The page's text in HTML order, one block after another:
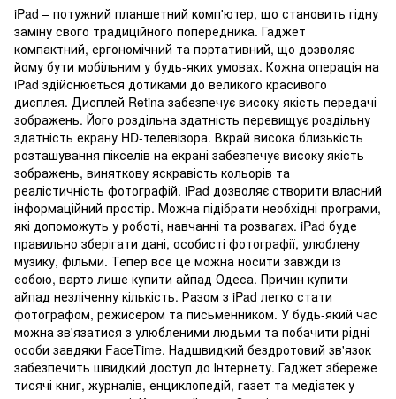
iPad – потужний планшетний комп'ютер, що становить гідну
заміну свого традиційного попередника. Гаджет
компактний, ергономічний та портативний, що дозволяє
йому бути мобільним у будь-яких умовах. Кожна операція на
iPad здійснюється дотиками до великого красивого
дисплея. Дисплей Retina забезпечує високу якість передачі
зображень. Його роздільна здатність перевищує роздільну
здатність екрану HD-телевізора. Вкрай висока близькість
розташування пікселів на екрані забезпечує високу якість
зображень, виняткову яскравість кольорів та
реалістичність фотографій. iPad дозволяє створити власний
інформаційний простір. Можна підібрати необхідні програми,
які допоможуть у роботі, навчанні та розвагах. iPad буде
правильно зберігати дані, особисті фотографії, улюблену
музику, фільми. Тепер все це можна носити завжди із
собою, варто лише купити айпад Одеса. Причин купити
айпад незліченну кількість. Разом з iPad легко стати
фотографом, режисером та письменником. У будь-який час
можна зв'язатися з улюбленими людьми та побачити рідні
особи завдяки FaceTime. Надшвидкий бездротовий зв'язок
забезпечить швидкий доступ до Інтернету. Гаджет збереже
тисячі книг, журналів, енциклопедій, газет та медіатек у